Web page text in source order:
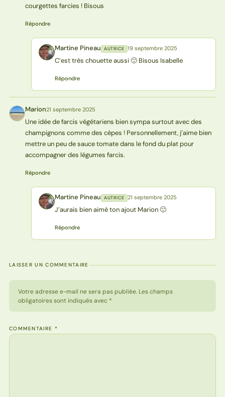
courgettes farcies ! Bisous
Répondre
MP Martine Pineau AUTRICE 19 septembre 2025
C’est très chouette aussi 🙂 Bisous Isabelle
Répondre
M Marion21 septembre 2025
Une idée de farcis végétariens bien sympa surtout avec des
champignons comme des cèpes ! Personnellement, j’aime bien
mettre un peu de sauce tomate dans le fond du plat pour
accompagner des légumes farcis.
Répondre
MP Martine Pineau AUTRICE 21 septembre 2025
J’aurais bien aimé ton ajout Marion 🙂
Répondre
LAISSER UN COMMENTAIRE
Votre adresse e-mail ne sera pas publiée. Les champs
obligatoires sont indiqués avec *
COMMENTAIRE *